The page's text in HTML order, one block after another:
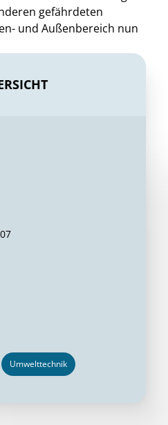
gefährdeten
und Außenbereich nun
Umwelttechnik